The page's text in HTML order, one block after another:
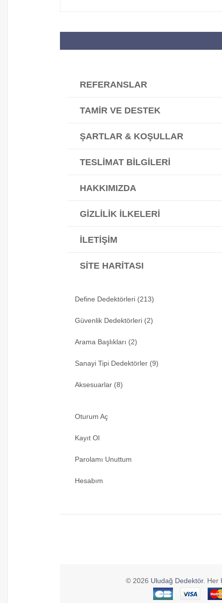
REFERANSLAR
TAMIR VE DESTEK
ŞARTLAR & KOŞULLAR
TESLIMAT BILGILERI
HAKKIMIZDA
GIZLILIK İLKELERI
İLETIŞIM
SITE HARITASI
Define Dedektörleri (213)
Güvenlik Dedektörleri (2)
Arama Başlıkları (2)
Sanayi Tipi Dedektörler (9)
Aksesuarlar (8)
Oturum Aç
Kayıt Ol
Parolamı Unuttum
Hesabım
© 2026 Uludağ Dedektör. Her